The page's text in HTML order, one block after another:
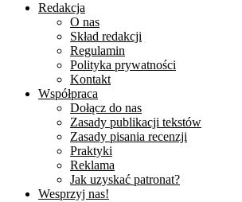
Redakcja
O nas
Skład redakcji
Regulamin
Polityka prywatności
Kontakt
Współpraca
Dołącz do nas
Zasady publikacji tekstów
Zasady pisania recenzji
Praktyki
Reklama
Jak uzyskać patronat?
Wesprzyj nas!